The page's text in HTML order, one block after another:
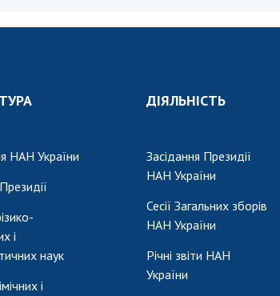
користування науковими
діяльності наукових установ
Конкурси наукових досліджень
НАН України
Відкрита наука в НАН України
Робота з молоддю
НАН України
і
наук
і
ДІЯЛЬНІСТЬ
Засідання Президії
НАН України
Сесії Загальних зборів
НАН України
Річні звіти НАН
України